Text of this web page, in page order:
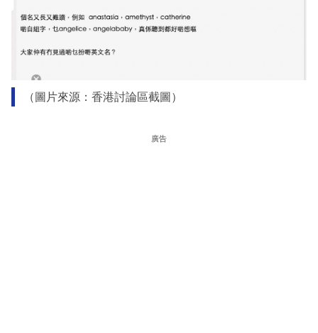
（圖片來源：香港討論區截圖）
廣告